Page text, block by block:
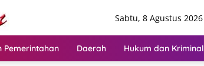
Sabtu, 8 Agustus 2026
Pemerintahan Daerah Hukum dan Kriminal